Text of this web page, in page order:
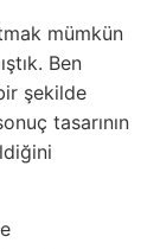
mümkün
Ben
şekilde
tasarının